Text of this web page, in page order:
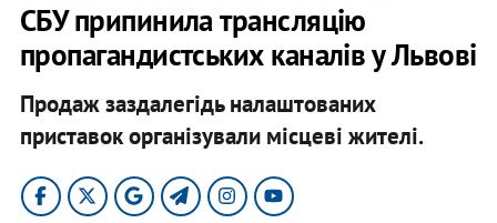
СБУ припинила трансляцію
пропагандистських каналів у Львові
Продаж заздалегідь налаштованих
приставок організували місцеві жителі.